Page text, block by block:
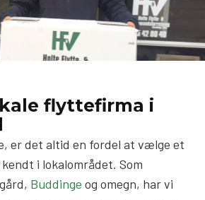
flyttefirma i
er det altid en fordel at vælge et
i lokalområdet. Som
Buddinge og omegn, har vi